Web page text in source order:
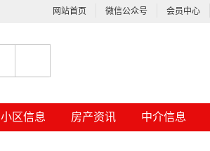
网站首页 微信公众号 会员中心
小区信息 房产资讯 中介信息